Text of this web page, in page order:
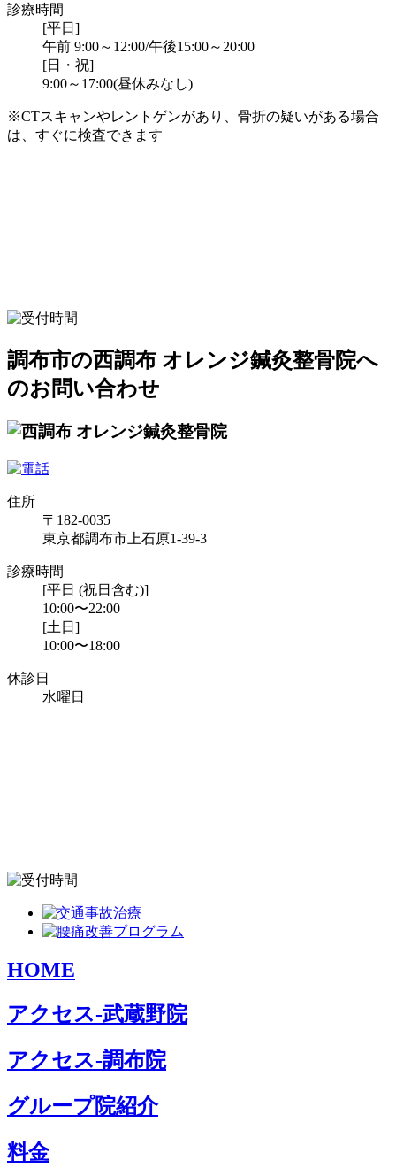
診療時間
[平日]
午前 9:00～12:00/午後15:00～20:00
[日・祝]
9:00～17:00(昼休みなし)
※CTスキャンやレントゲンがあり、骨折の疑いがある場合
は、すぐに検査できます
調布市の西調布 オレンジ鍼灸整骨院へ
のお問い合わせ
住所
〒182-0035
東京都調布市上石原1-39-3
診療時間
[平日 (祝日含む)]
10:00〜22:00
[土日]
10:00〜18:00
休診日
水曜日
HOME
アクセス-武蔵野院
アクセス-調布院
グループ院紹介
料金